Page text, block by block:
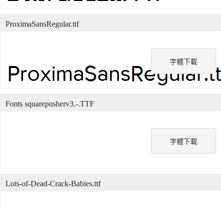
字體下載
ProximaSansRegular.ttf
字體下載
Fonts squarepusherv3.-.TTF
Lots-of-Dead-Crack-Babies.ttf